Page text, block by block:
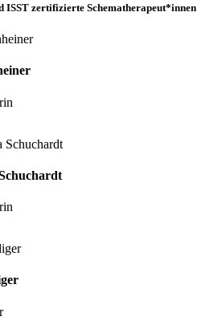
ISST zertifizierte Schematherapeut*innen